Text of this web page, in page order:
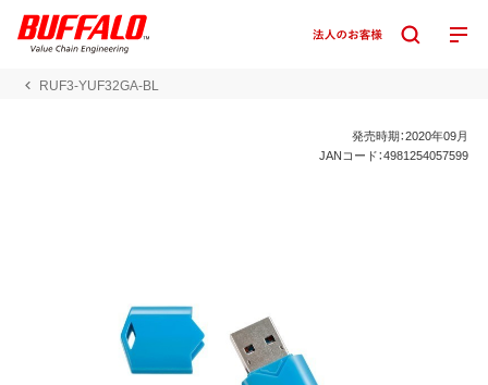
RUF3-YUF32GA-BL
発売時期：2020年09月
JANコード：4981254057599